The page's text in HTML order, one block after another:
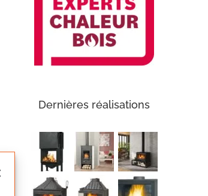
Dernières réalisations